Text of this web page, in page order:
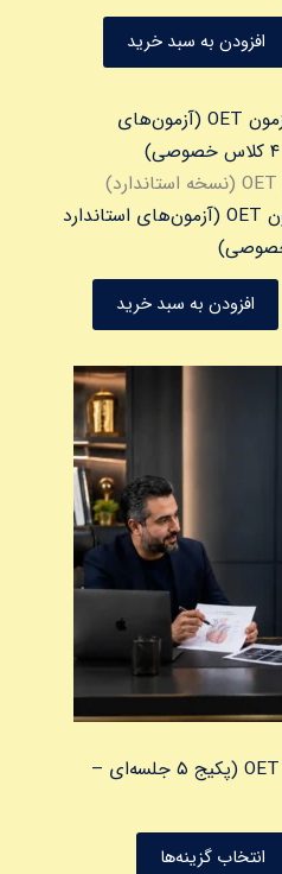
افزودن به سبد خرید
بسته نقره‌ای ۲۰ آزمون OET (آزمون‌های استاندارد
افزودن به سبد خرید
دوره آنلاین OET Rx VIP (پکیج ۵ جلسه‌ای –
انتخاب گزینه‌ها
این
محصول
دارای
انواع
مختلفی
می
باشد.
ها
ممکن
است
صفحه
انتخاب